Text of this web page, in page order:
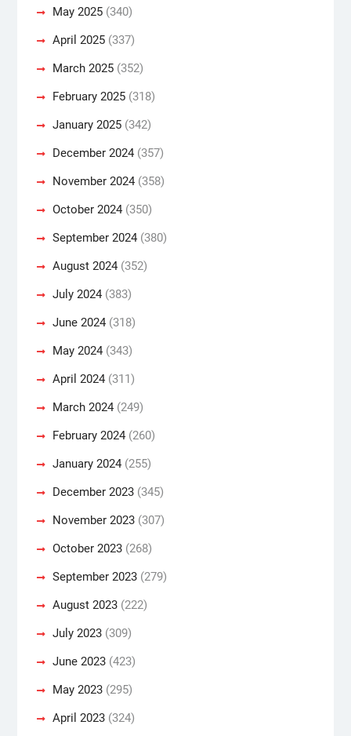
May 2025(340)
April 2025(337)
March 2025(352)
February 2025(318)
January 2025(342)
December 2024(357)
November 2024(358)
October 2024(350)
September 2024(380)
August 2024(352)
July 2024(383)
June 2024(318)
May 2024(343)
April 2024(311)
March 2024(249)
February 2024(260)
January 2024(255)
December 2023(345)
November 2023(307)
October 2023(268)
September 2023(279)
August 2023(222)
July 2023(309)
June 2023(423)
May 2023(295)
April 2023(324)